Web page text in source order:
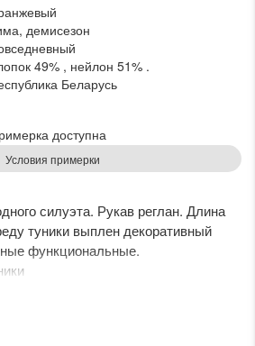
демисезон
49% , нейлон 51% .
Беларусь
доступна
Условия примерки
силуэта. Рукав реглан. Длина
туники выплен декоративный
функциональные.
повседневное.